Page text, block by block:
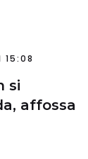
15:08
si
affossa